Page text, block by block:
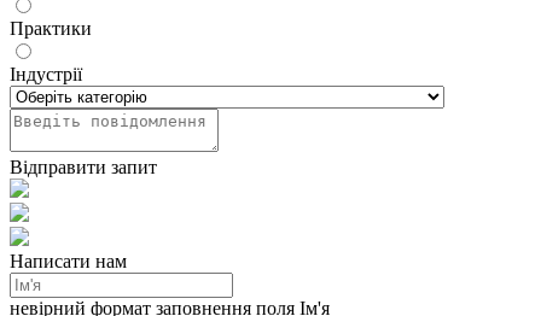
Практики
Індустрії
Відправити запит
Написати нам
невірний формат заповнення поля Ім'я